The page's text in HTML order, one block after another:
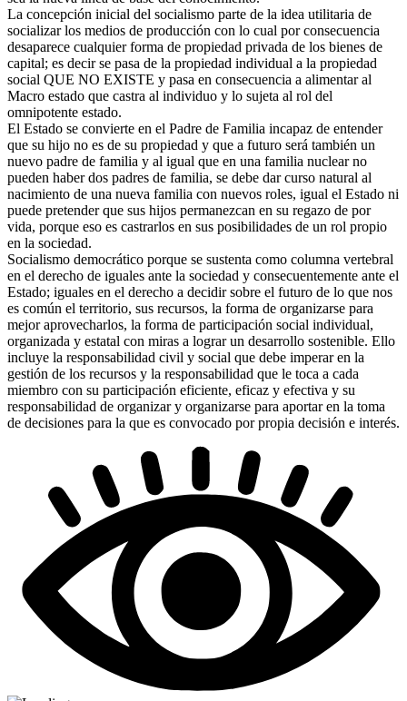
La concepción inicial del socialismo parte de la idea utilitaria de
socializar los medios de producción con lo cual por consecuencia
desaparece cualquier forma de propiedad privada de los bienes de
capital; es decir se pasa de la propiedad individual a la propiedad
social QUE NO EXISTE y pasa en consecuencia a alimentar al
Macro estado que castra al individuo y lo sujeta al rol del
omnipotente estado.
El Estado se convierte en el Padre de Familia incapaz de entender
que su hijo no es de su propiedad y que a futuro será también un
nuevo padre de familia y al igual que en una familia nuclear no
pueden haber dos padres de familia, se debe dar curso natural al
nacimiento de una nueva familia con nuevos roles, igual el Estado ni
puede pretender que sus hijos permanezcan en su regazo de por
vida, porque eso es castrarlos en sus posibilidades de un rol propio
en la sociedad.
Socialismo democrático porque se sustenta como columna vertebral
en el derecho de iguales ante la sociedad y consecuentemente ante el
Estado; iguales en el derecho a decidir sobre el futuro de lo que nos
es común el territorio, sus recursos, la forma de organizarse para
mejor aprovecharlos, la forma de participación social individual,
organizada y estatal con miras a lograr un desarrollo sostenible. Ello
incluye la responsabilidad civil y social que debe imperar en la
gestión de los recursos y la responsabilidad que le toca a cada
miembro con su participación eficiente, eficaz y efectiva y su
responsabilidad de organizar y organizarse para aportar en la toma
de decisiones para la que es convocado por propia decisión e interés.